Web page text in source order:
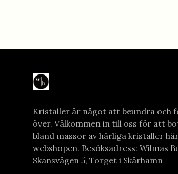
Kristaller är något att beundra och
över. Välkommen in till oss för att
bland massor av härliga kristaller
webshopen. Besöksadress: Wilmas
Skansvägen 5, Torget i Skärhamn